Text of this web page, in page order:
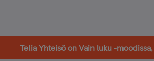
Telia Yhteisö on Vain luku -